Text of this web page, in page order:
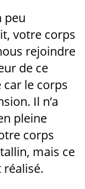
peu
votre corps
rejoindre
de ce
le corps
Il n’a
pleine
corps
mais ce
réalisé.